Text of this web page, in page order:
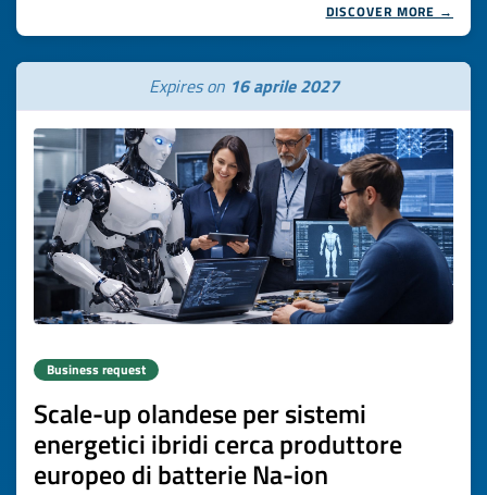
DISCOVER MORE →
Expires on 16 aprile 2027
Business request
Scale-up olandese per sistemi
energetici ibridi cerca produttore
europeo di batterie Na-ion